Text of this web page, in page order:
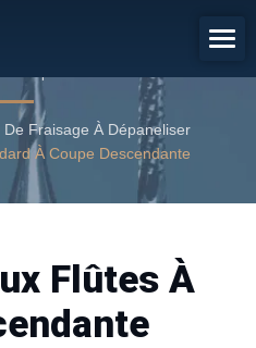
Deux Flûtes
De Fraisage À Dépaneliser
À Coupe Descendante
Flûtes À